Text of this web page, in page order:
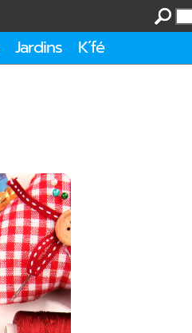
Jardins K´fé